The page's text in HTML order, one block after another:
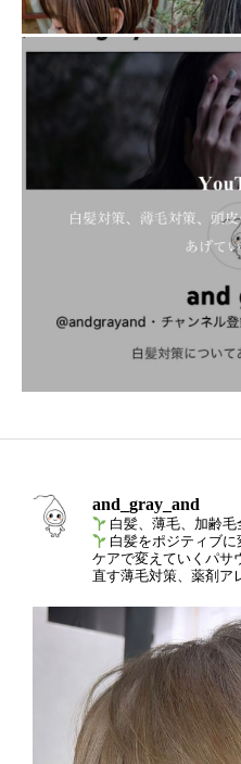
and_gray_and
白髪、薄毛、加齢
白髪をポジティブ
ケアで変えていくパサ
直す薄毛対策、薬剤ア